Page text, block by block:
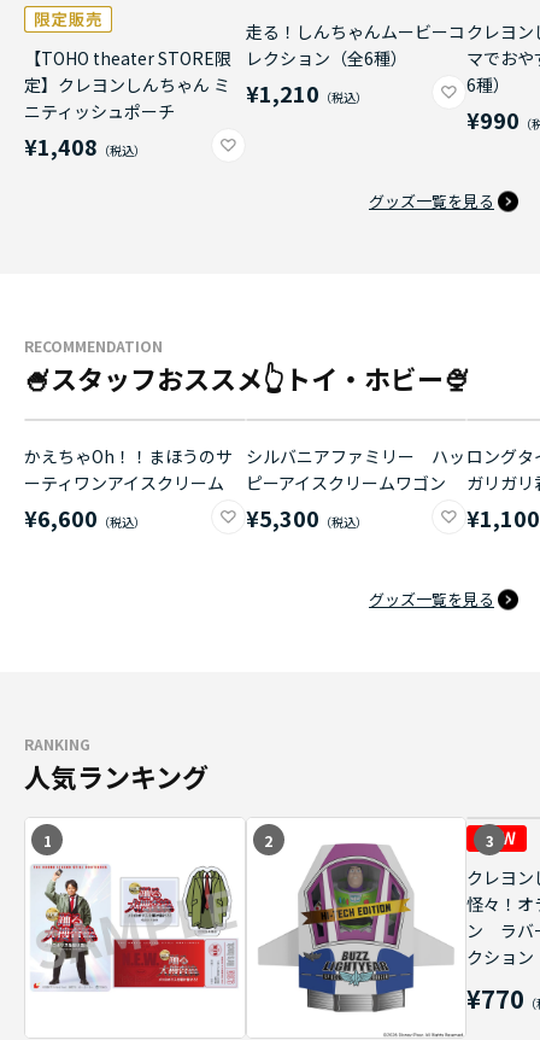
【TOHO theater STORE限
定】クレヨンしんちゃん ミ
ニティッシュポーチ
¥1,408
走る！しんちゃんムービーコ
レクション（全6種）
¥1,210
クレヨ
マでお
6種）
¥990
グッズ一覧を見る
RECOMMENDATION
🍧スタッフおススメ👆トイ・ホビー🍨
かえちゃOh！！まほうのサ
ーティワンアイスクリーム
¥6,600
シルバニアファミリー ハッ
ピーアイスクリームワゴン
¥5,300
ロング
ガリガ
¥1,100
グッズ一覧を見る
RANKING
人気ランキング
1 2 3
クレヨン
怪々！オ
ン ラバ
クショ
¥770